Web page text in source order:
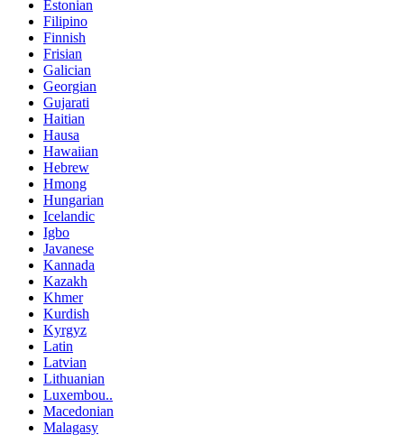
Estonian
Filipino
Finnish
Frisian
Galician
Georgian
Gujarati
Haitian
Hausa
Hawaiian
Hebrew
Hmong
Hungarian
Icelandic
Igbo
Javanese
Kannada
Kazakh
Khmer
Kurdish
Kyrgyz
Latin
Latvian
Lithuanian
Luxembou..
Macedonian
Malagasy